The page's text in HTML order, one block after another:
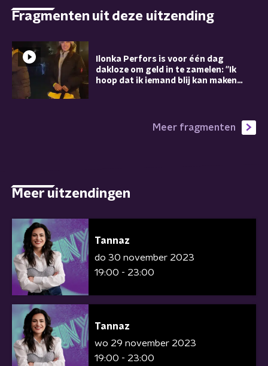
Fragmenten uit deze uitzending
Ilonka Perfors is voor één dag
dakloze om geld in te zamelen: ''Ik
hoop dat ik iemand blij kan maken
Meer fragmenten
Meer uitzendingen
Tannaz
do 30 november 2023
19:00 - 23:00
Tannaz
wo 29 november 2023
19:00 - 23:00